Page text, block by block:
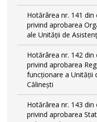
Hotărârea nr. 141
privind aprobarea
ale Unității de
Hotărârea nr. 142
privind aprobarea
funcționare a Unității
Călinești
Hotărârea nr. 143
privind aprobarea